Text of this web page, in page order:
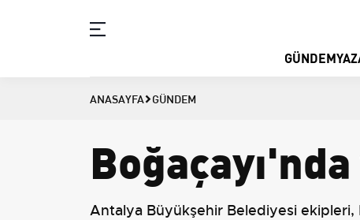
GÜNDEM
ANASAYFA GÜNDEM
Antalya Büyükşehir Belediyesi ekipleri,